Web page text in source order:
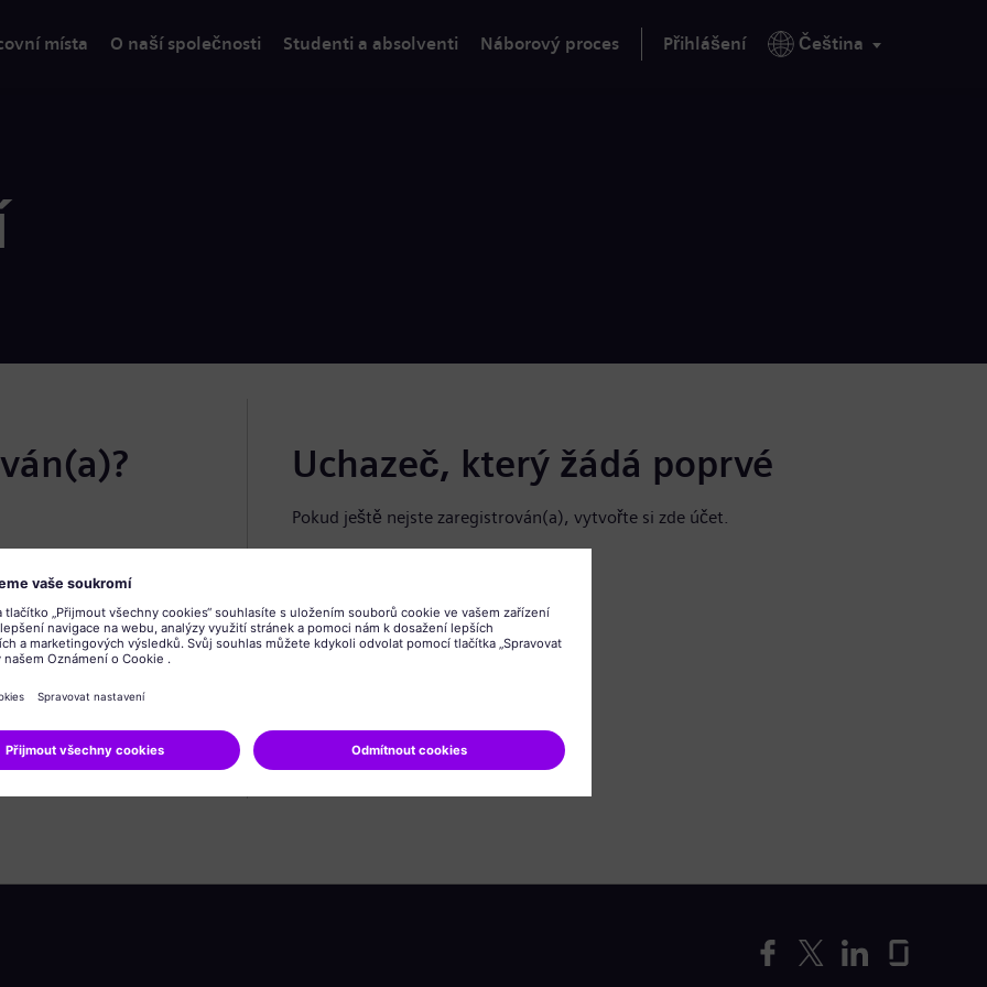
místa O naší společnosti Studenti a absolventi Náborový proces Přihlášení Čeština
Uchazeč, který žádá poprvé
Pokud ještě nejste zaregistrován(a), vytvořte si zde účet.